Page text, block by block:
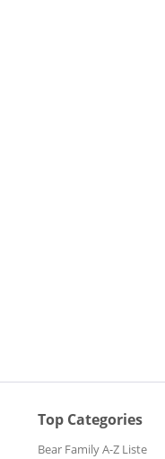
Top Categories
Bear Family A-Z Liste